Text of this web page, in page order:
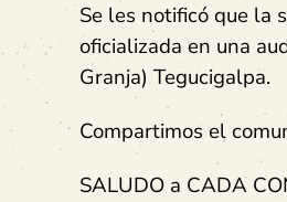
Se les notificó que la
oficializada en una
Granja) Tegucigalpa.
Compartimos el
SALUDO a CADA